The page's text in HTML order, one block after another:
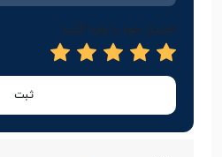
امتیاز خود را وارد کنید
ثبت